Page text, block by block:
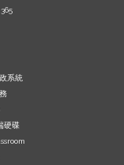
系統
硬碟